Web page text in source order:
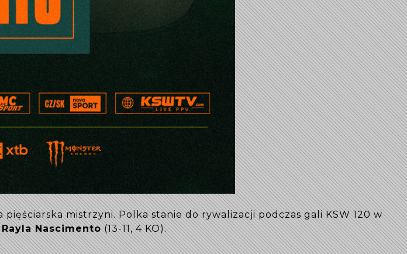
pięściarska mistrzyni. Polka stanie do rywalizacji podczas gali KSW 120 w
Rayla Nascimento(13-11, 4 KO).